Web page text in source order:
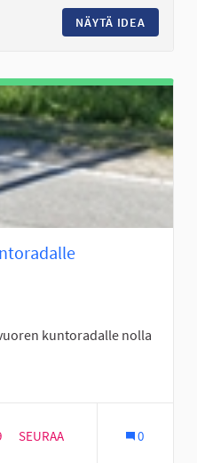
NÄYTÄ IDEA
kuntoradalle nolla
Läntinen Seinäjoki
19 SEURAAJAA
SEURAA 0